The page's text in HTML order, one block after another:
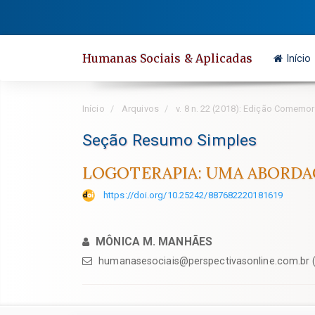
Humanas Sociais & Aplicadas Início
Início Arquivos v. 8 n. 22 (2018): Edição
Seção Resumo Simples
LOGOTERAPIA: UMA
https://doi.org/10.25242/887682220181619
MÔNICA M. MANHÃES